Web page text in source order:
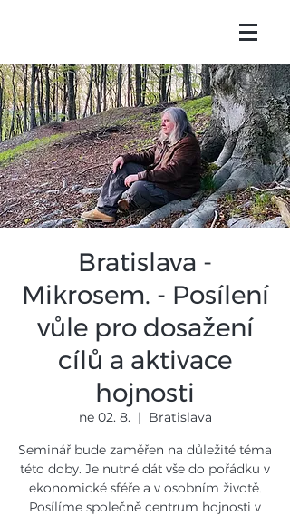
Bratislava -
Mikrosem. - Posílení
vůle pro dosažení
cílů a aktivace
hojnosti
ne 02. 8.
  |
Bratislava
Seminář bude zaměřen na důležité téma
této doby. Je nutné dát vše do pořádku v
ekonomické sféře a v osobním životě.
Posílíme společně centrum hojnosti v